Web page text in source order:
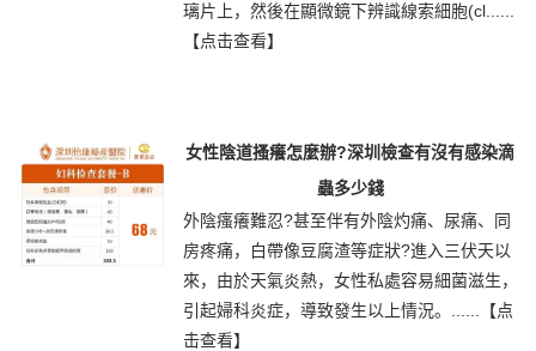
璃片上，然後在顯微鏡下辨識線索細胞(cl......
【点击查看】
女性陰道搔癢怎麼辦?深圳檢查有沒有感染滴
蟲多少錢
外陰瘙癢難忍?甚至伴有外陰灼痛、尿痛、同
房疼痛，白帶像豆腐渣等症狀?進入三伏天以
來，由於天氣炎熱，女性私處容易細菌滋生，
引起婦科炎症，導致發生以上情況。......
【点
击查看】